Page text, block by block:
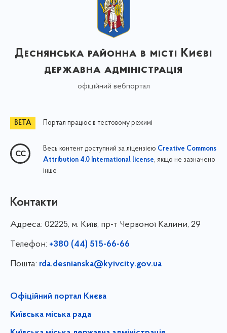
Деснянська районна в місті Києві
державна адміністрація
офіційний вебпортал
Портал працює в тестовому режимі
Весь контент доступний за ліцензією Creative Commons
Attribution 4.0 International license, якщо не зазначено
інше
Контакти
Адреса: 02225, м. Київ, пр-т Червоної Калини, 29
Телефон: +380 (44) 515-66-66
Пошта: rda.desnianska@kyivcity.gov.ua
Офіційний портал Києва
Київська міська рада